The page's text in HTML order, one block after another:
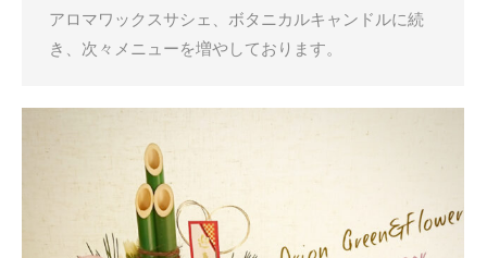
アロマワックスサシェ、ボタニカルキャンドルに続
き、次々メニューを増やしております。